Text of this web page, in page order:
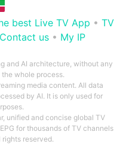
best Live TV App • TV
Contact us• My IP
and AI architecture, without any
whole process.
media content. All data
by AI. It is only used for
unified and concise global TV
for thousands of TV channels
reserved.